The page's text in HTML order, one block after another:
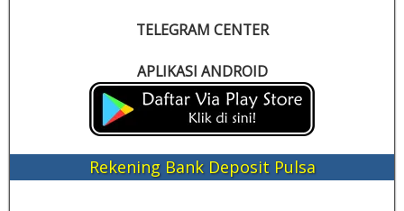
TELEGRAM CENTER
APLIKASI ANDROID
Rekening Bank Deposit Pulsa